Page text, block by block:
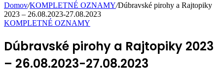
Domov/KOMPLETNÉ OZNAMY/Dúbravské pirohy a Rajtopiky
2023 – 26.08.2023-27.08.2023
KOMPLETNÉ OZNAMY
Dúbravské pirohy a Rajtopiky 2023
– 26.08.2023-27.08.2023